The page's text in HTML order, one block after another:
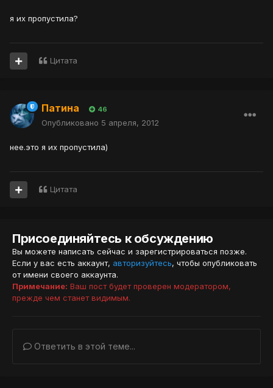
я их пропустила?
Цитата
Патина 46
Опубликовано 5 апреля, 2012
нее.это я их пропустила)
Цитата
Присоединяйтесь к обсуждению
Вы можете написать сейчас и зарегистрироваться позже.
Если у вас есть аккаунт, авторизуйтесь, чтобы опубликовать
от имени своего аккаунта.
Примечание: Ваш пост будет проверен модератором,
прежде чем станет видимым.
Ответить в этой теме...